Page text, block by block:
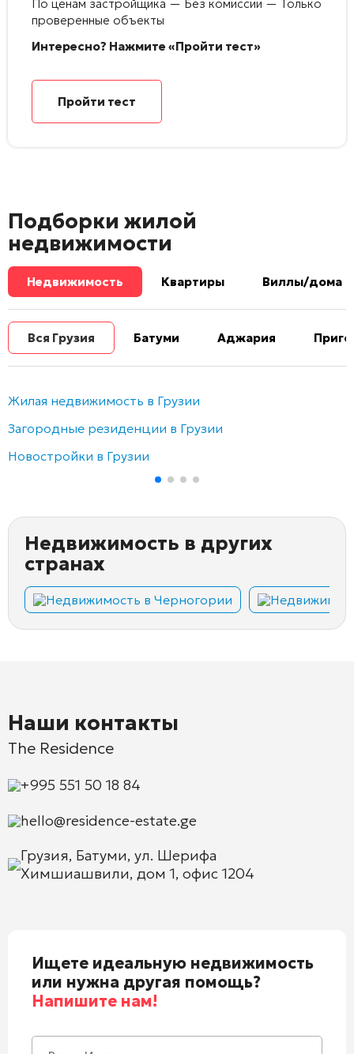
По ценам застройщика — Без комиссии — Только
проверенные объекты
Интересно? Нажмите «Пройти тест»
Пройти тест
Подборки жилой
недвижимости
Недвижимость Квартиры Виллы/дома
Вся Грузия Батуми Аджария
Жилая недвижимость в Грузии
Загородные резиденции в Грузии
Новостройки в Грузии
Недвижимость в других
странах
Недвижимость в Черногории
Наши контакты
The Residence
+995 551 50 18 84
hello@residence-estate.ge
Грузия, Батуми, ул. Шерифа
Химшиашвили, дом 1, офис 1204
Ищете идеальную недвижимость
или нужна другая помощь?
Напишите нам!